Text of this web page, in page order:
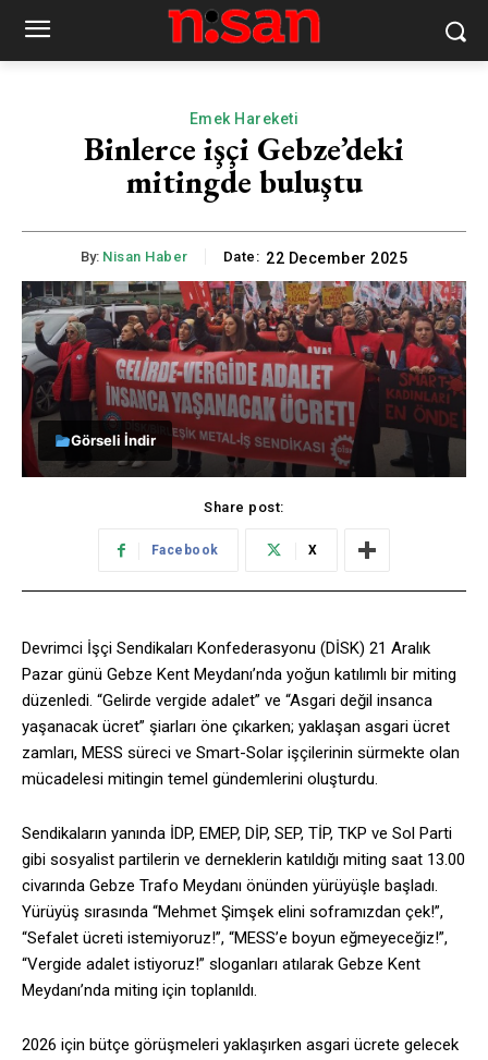
Emek Hareketi
Binlerce işçi Gebze’deki
mitingde buluştu
By: Nisan Haber Date: 22 December 2025
Görseli İndir
Share post:
Facebook X
Devrimci İşçi Sendikaları Konfederasyonu (DİSK) 21 Aralık
Pazar günü Gebze Kent Meydanı’nda yoğun katılımlı bir miting
düzenledi. “Gelirde vergide adalet” ve “Asgari değil insanca
yaşanacak ücret” şiarları öne çıkarken; yaklaşan asgari ücret
zamları, MESS süreci ve Smart-Solar işçilerinin sürmekte olan
mücadelesi mitingin temel gündemlerini oluşturdu.
Sendikaların yanında İDP, EMEP, DİP, SEP, TİP, TKP ve Sol Parti
gibi sosyalist partilerin ve derneklerin katıldığı miting saat 13.00
civarında Gebze Trafo Meydanı önünden yürüyüşle başladı.
Yürüyüş sırasında “Mehmet Şimşek elini soframızdan çek!”,
“Sefalet ücreti istemiyoruz!”, “MESS’e boyun eğmeyeceğiz!”,
“Vergide adalet istiyoruz!” sloganları atılarak Gebze Kent
Meydanı’nda miting için toplanıldı.
2026 için bütçe görüşmeleri yaklaşırken asgari ücrete gelecek